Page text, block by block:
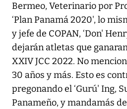
Bermeo, Veterinario por
‘Plan Panamá 2020', lo
y jefe de COPAN, ‘Don'
dejarán atletas que
XXIV JCC 2022. No
30 años y más. Esto es
pregonando el ‘Gurú' Ing,
Panameño, y mandamás